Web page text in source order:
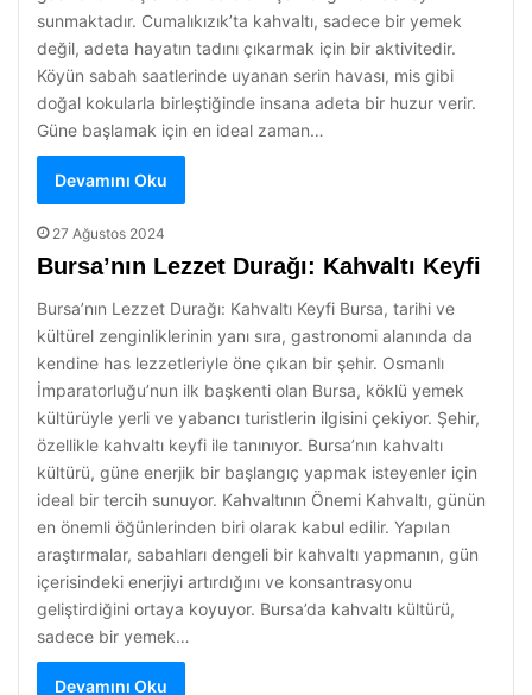
sunmaktadır. Cumalıkızık’ta kahvaltı, sadece bir yemek
değil, adeta hayatın tadını çıkarmak için bir aktivitedir.
Köyün sabah saatlerinde uyanan serin havası, mis gibi
doğal kokularla birleştiğinde insana adeta bir huzur verir.
Güne başlamak için en ideal zaman…
Devamını Oku
27 Ağustos 2024
Bursa’nın Lezzet Durağı: Kahvaltı Keyfi
Bursa’nın Lezzet Durağı: Kahvaltı Keyfi Bursa, tarihi ve
kültürel zenginliklerinin yanı sıra, gastronomi alanında da
kendine has lezzetleriyle öne çıkan bir şehir. Osmanlı
İmparatorluğu’nun ilk başkenti olan Bursa, köklü yemek
kültürüyle yerli ve yabancı turistlerin ilgisini çekiyor. Şehir,
özellikle kahvaltı keyfi ile tanınıyor. Bursa’nın kahvaltı
kültürü, güne enerjik bir başlangıç yapmak isteyenler için
ideal bir tercih sunuyor. Kahvaltının Önemi Kahvaltı, günün
en önemli öğünlerinden biri olarak kabul edilir. Yapılan
araştırmalar, sabahları dengeli bir kahvaltı yapmanın, gün
içerisindeki enerjiyi artırdığını ve konsantrasyonu
geliştirdiğini ortaya koyuyor. Bursa’da kahvaltı kültürü,
sadece bir yemek…
Devamını Oku